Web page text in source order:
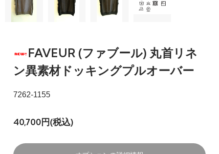
FAVEUR (ファブール) 丸首リネ
ン異素材ドッキングプルオーバー
7262-1155
40,700円(税込)